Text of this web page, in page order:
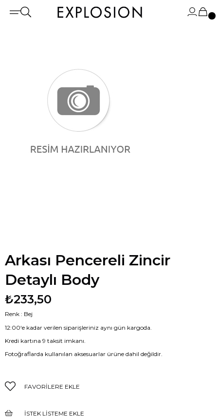
Arkası Pencereli Zincir
Detaylı Body
₺233,50
Renk : Bej
12:00‘e kadar verilen siparişleriniz aynı gün kargoda.
Kredi kartına 9 taksit imkanı.
Fotoğraflarda kullanılan aksesuarlar ürüne dahil değildir.
FAVORILERE EKLE
İSTEK LISTEME EKLE